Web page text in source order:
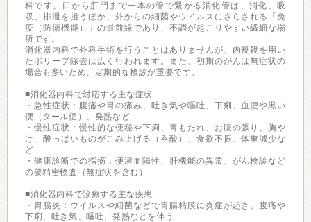
科です。口から肛門まで一本の管で繋がる消化管は、消化、吸
収、排泄を担うほか、外からの細菌やウイルスにさらされる「免
疫（防衛機能）」の最前線であり、不調が起こりやすい繊細な場
所です。
消化器内科で外科手術を行うことはありませんが、内視鏡を用い
たポリープ除去は広く行われます。また、初期のがんは無症状の
場合も多いため、定期的な検診が重要です。
■消化器内科で対応する主な症状
・急性症状：腹痛や胃の痛み、吐き気や嘔吐、下痢、血便や黒い
便（タール便）、発熱など
・慢性症状：慢性的な便秘や下痢、胃もたれ、お腹の張り、胸や
け、酸っぱいものがこみ上げる（呑酸）、食欲不振、体重減少な
ど
・健康診断での指摘：便潜血陽性、肝機能の異常、がん検診など
の要精密検査（無症状を含む）
■消化器内科で診療する主な疾患
・胃腸炎：ウイルスや細菌などで胃腸粘膜に炎症が起き、腹痛や
下痢、吐き気、嘔吐、発熱などを伴う